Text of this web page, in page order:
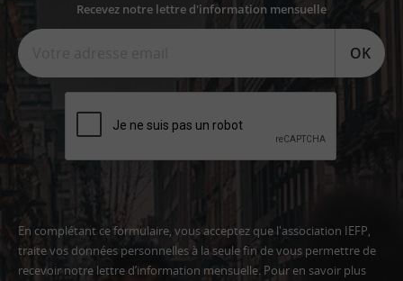
Recevez notre lettre d'information mensuelle
OK
En complétant ce formulaire, vous acceptez que l'association IEFP,
traite vos données personnelles à la seule fin de vous permettre de
recevoir notre lettre d’information mensuelle. Pour en savoir plus